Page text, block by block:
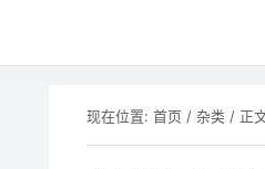
现在位置:首页 / 杂类 / 正